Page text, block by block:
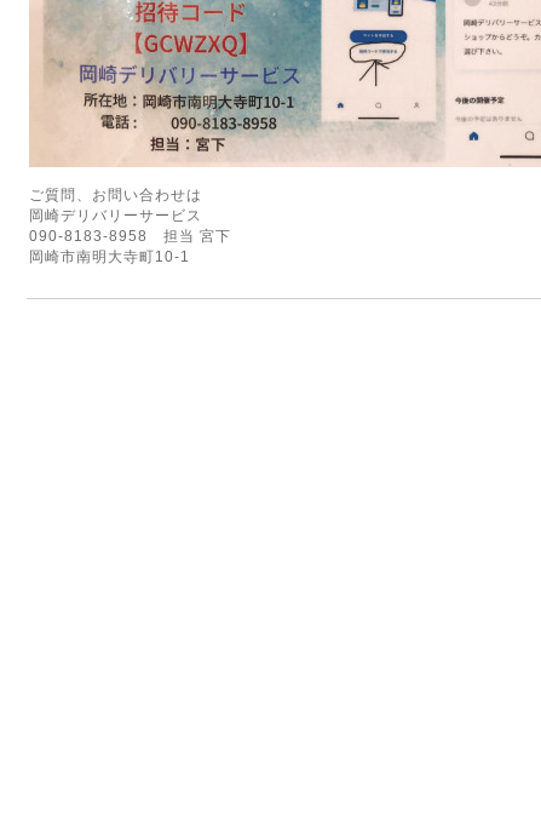
ご質問、お問い合わせは
岡崎デリバリーサービス
090-8183-8958 担当 宮下
岡崎市南明大寺町10-1